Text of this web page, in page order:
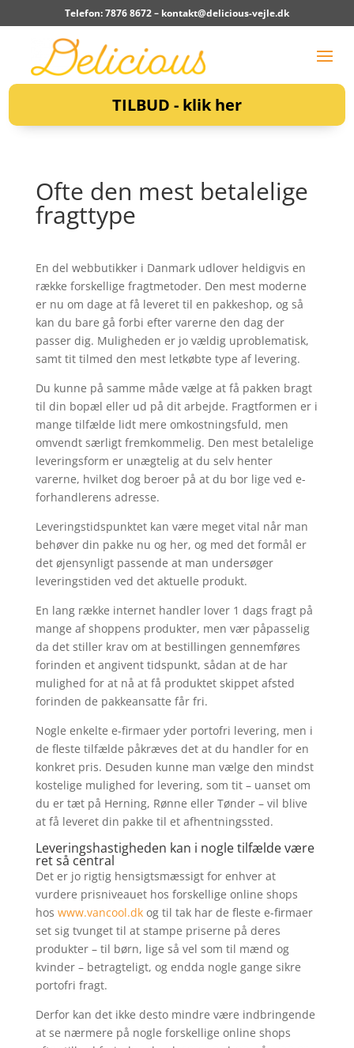
Telefon: 7876 8672 – kontakt@delicious-vejle.dk
TILBUD - klik her
Ofte den mest betalelige
fragttype
En del webbutikker i Danmark udlover heldigvis en
række forskellige fragtmetoder. Den mest moderne
er nu om dage at få leveret til en pakkeshop, og så
kan du bare gå forbi efter varerne den dag der
passer dig. Muligheden er jo vældig uproblematisk,
samt tit tilmed den mest letkøbte type af levering.
Du kunne på samme måde vælge at få pakken bragt
til din bopæl eller ud på dit arbejde. Fragtformen er i
mange tilfælde lidt mere omkostningsfuld, men
omvendt særligt fremkommelig. Den mest betalelige
leveringsform er unægtelig at du selv henter
varerne, hvilket dog beroer på at du bor lige ved e-
forhandlerens adresse.
Leveringstidspunktet kan være meget vital når man
behøver din pakke nu og her, og med det formål er
det øjensynligt passende at man undersøger
leveringstiden ved det aktuelle produkt.
En lang række internet handler lover 1 dags fragt på
mange af shoppens produkter, men vær påpasselig
da det stiller krav om at bestillingen gennemføres
forinden et angivent tidspunkt, sådan at de har
mulighed for at nå at få produktet skippet afsted
forinden de pakkeansatte får fri.
Nogle enkelte e-firmaer yder portofri levering, men i
de fleste tilfælde påkræves det at du handler for en
konkret pris. Desuden kunne man vælge den mindst
kostelige mulighed for levering, som tit – uanset om
du er tæt på Herning, Rønne eller Tønder – vil blive
at få leveret din pakke til et afhentningssted.
Leveringshastigheden kan i nogle tilfælde være
ret så central
Det er jo rigtig hensigtsmæssigt for enhver at
vurdere prisniveauet hos forskellige online shops
hos www.vancool.dkog til tak har de fleste e-firmaer
set sig tvunget til at stampe priserne på deres
produkter – til børn, lige så vel som til mænd og
kvinder – betragteligt, og endda nogle gange sikre
portofri fragt.
Derfor kan det ikke desto mindre være indbringende
at se nærmere på nogle forskellige online shops